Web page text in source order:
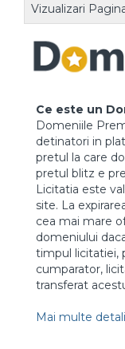
Vizualizari
Ce este un
Domeniile
detinatori in
pretul la care
pretul blitz e
Licitatia este
site. La
cea mai mare
domeniului
timpul licitatiei,
cumparator,
transferat
Mai multe